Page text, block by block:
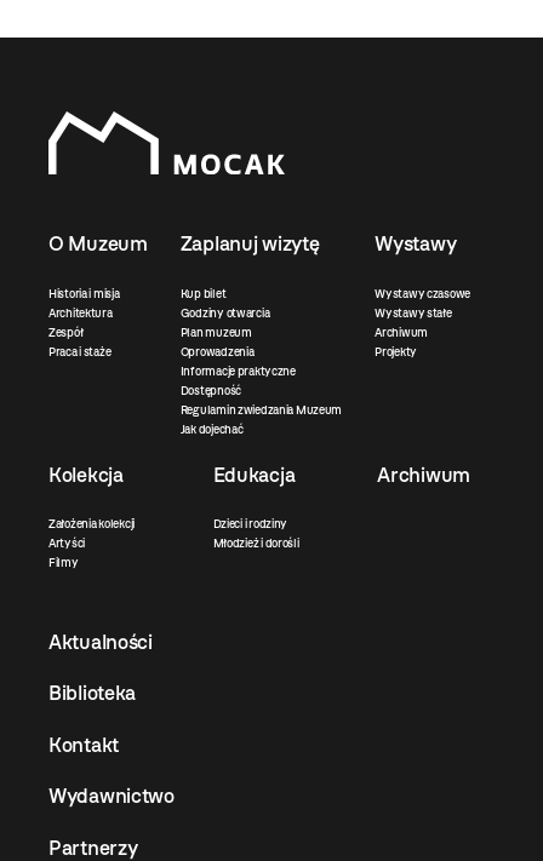
O Muzeum
Historia i misja
Architektura
Zespół
Praca i staże
Zaplanuj wizytę
Kup bilet
Godziny otwarcia
Plan muzeum
Oprowadzenia
Informacje praktyczne
Dostępność
Regulamin zwiedzania Muzeum
Jak dojechać
Wystawy
Wystawy czasowe
Wystawy stałe
Archiwum
Projekty
Kolekcja
Założenia kolekcji
Artyści
Filmy
Edukacja
Dzieci i rodziny
Młodzież i dorośli
Archiwum
Aktualności
Biblioteka
Kontakt
Wydawnictwo
Partnerzy